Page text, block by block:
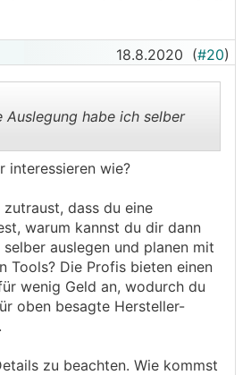
18.8.2020 (#20)
Auslegung habe ich selber
interessieren wie?
dass du eine
warum kannst du dir dann
selber auslegen und planen mit
Tools? Die Profis bieten einen
wenig Geld an, wodurch du
oben besagte Hersteller-
zu beachten. Wie kommst